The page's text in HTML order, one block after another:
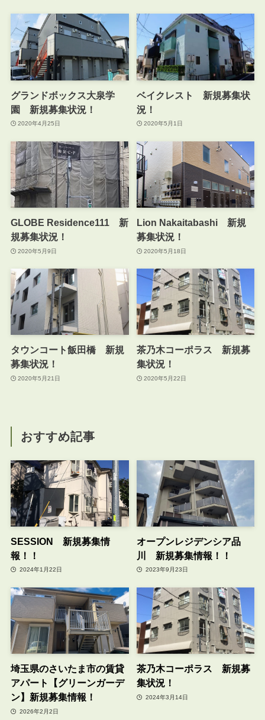
グランドボックス大泉学
園 新規募集状況！
2020年4月25日
ベイクレスト 新規募集状
況！
2020年5月1日
GLOBE Residence111 新
規募集状況！
2020年5月9日
Lion Nakaitabashi 新規
募集状況！
2020年5月18日
タウンコート飯田橋 新規
募集状況！
2020年5月21日
茶乃木コーポラス 新規募
集状況！
2020年5月22日
おすすめ記事
SESSION 新規募集情
報！！
2024年1月22日
オープンレジデンシア品
川 新規募集情報！！
2023年9月23日
埼玉県のさいたま市の賃貸
アパート【グリーンガーデ
ン】新規募集情報！
2026年2月2日
茶乃木コーポラス 新規募
集状況！
2024年3月14日